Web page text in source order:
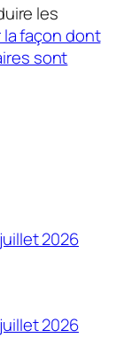
les
la façon dont
sont
2026
2026